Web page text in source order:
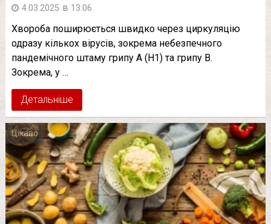
4.03.2025 в 13:06
Хвороба поширюється швидко через циркуляцію
одразу кількох вірусів, зокрема небезпечного
пандемічного штаму грипу А (H1) та грипу В.
Зокрема, у …
Детальніше
Цікаво